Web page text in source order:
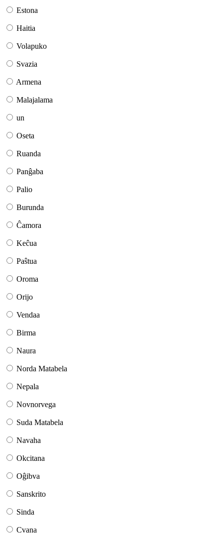
Estona
Haitia
Volapuko
Svazia
Armena
Malajalama
un
Oseta
Ruanda
Panĝaba
Palio
Burunda
Ĉamora
Keĉua
Paŝtua
Oroma
Orijo
Vendaa
Birma
Naura
Norda Matabela
Nepala
Novnorvega
Suda Matabela
Navaha
Okcitana
Oĝibva
Sanskrito
Sinda
Cvana